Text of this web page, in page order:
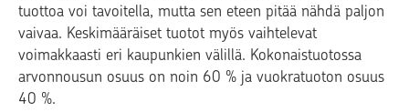
tuottoa voi tavoitella, mutta sen eteen pitää nähdä paljon
vaivaa. Keskimääräiset tuotot myös vaihtelevat
voimakkaasti eri kaupunkien välillä. Kokonaistuotossa
arvonnousun osuus on noin 60 % ja vuokratuoton osuus
40 %.